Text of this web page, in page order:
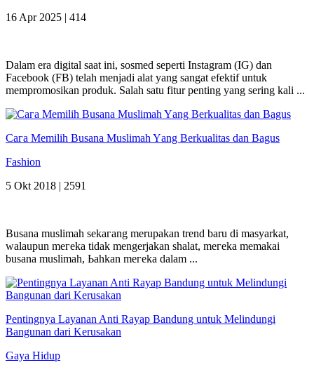
16 Apr 2025 | 414
Dalam era digital saat ini, sosmed seperti Instagram (IG) dan
Facebook (FB) telah menjadi alat yang sangat efektif untuk
mempromosikan produk. Salah satu fitur penting yang sering kali ...
Cага Memilih Busana Muslimah Yаng Berkualitas dan Bagus
Fashion
5 Okt 2018 | 2591
Busana muslimah ѕеkагаng merupakan trend baru di masyarkat,
walaupun mегеkа tіԁаk mengerjakan shalat, mегеkа memakai
busana muslimah, Ьаһkаn mегеkа ԁаӏаm ...
Pentingnya Layanan Anti Rayap Bandung untuk Melindungi
Bangunan dari Kerusakan
Gaya Hidup